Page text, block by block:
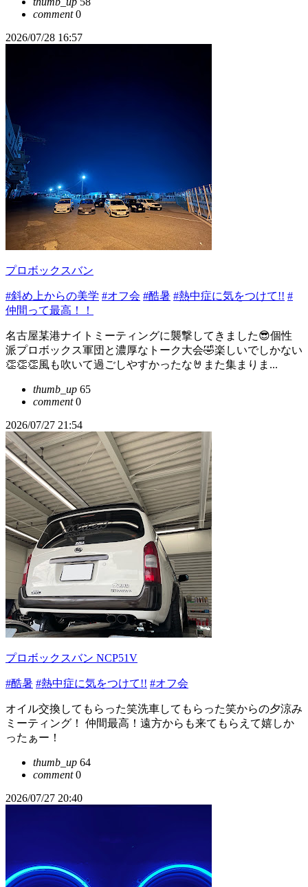
comment0
2026/07/28 16:57
プロボックスバン
#斜め上からの美学 #オフ会 #酷暑 #熱中症に気をつけて!! #
仲間って最高！！
名古屋某港ナイトミーティングに襲撃してきました😎個性
派プロボックス軍団と濃厚なトーク大会🤣楽しいでしかない
👏👏👏風も吹いて過ごしやすかったな🤘また集まりま...
thumb_up 65
comment0
2026/07/27 21:54
プロボックスバン NCP51V
#酷暑 #熱中症に気をつけて!! #オフ会
オイル交換してもらった笑洗車してもらった笑からの夕涼み
ミーティング！ 仲間最高！遠方からも来てもらえて嬉しか
ったぁー！
thumb_up 64
comment0
2026/07/27 20:40